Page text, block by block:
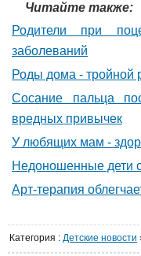
Читайте также:
Родители при
заболеваний
Роды дома - тройной
Сосание пальца
вредных привычек
У любящих мам -
Недоношенные дети
Арт-терапия
Категория : Детские новости